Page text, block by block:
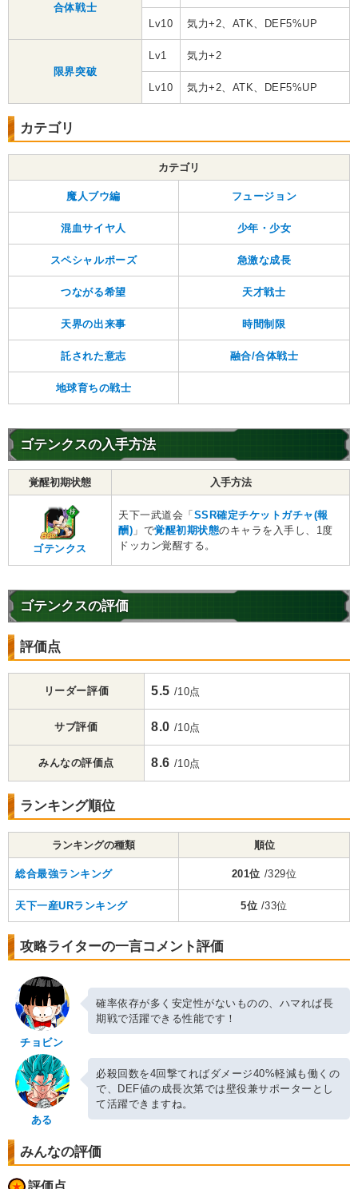
合体戦士
Lv10 気力+2、ATK、DEF5%UP
限界突破
Lv1 気力+2
Lv10 気力+2、ATK、DEF5%UP
カテゴリ
カテゴリ
魔人ブウ編 フュージョン
混血サイヤ人 少年・少女
スペシャルポーズ 急激な成長
つながる希望 天才戦士
天界の出来事 時間制限
託された意志 融合/合体戦士
地球育ちの戦士
ゴテンクスの入手方法
覚醒初期状態 入手方法
ゴテンクス
天下一武道会「SSR確定チケットガチャ(報
酬) 」で覚醒初期状態のキャラを入手し、1度
ドッカン覚醒する。
ゴテンクスの評価
評価点
リーダー評価 5.5 /10点
サブ評価 8.0 /10点
みんなの評価点 8.6 /10点
ランキング順位
ランキングの種類 順位
総合最強ランキング 201位 /329位
天下一産URランキング 5位 /33位
攻略ライターの一言コメント評価
チョビン
確率依存が多く安定性がないものの、ハマれば長
期戦で活躍できる性能です！
ある
必殺回数を4回撃てればダメージ40%軽減も働くの
で、DEF値の成長次第では壁役兼サポーターとし
て活躍できますね。
みんなの評価
評価点